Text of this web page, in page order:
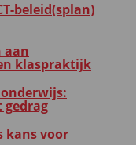
beleid(splan)
aan
klaspraktijk
gedrag
kans voor